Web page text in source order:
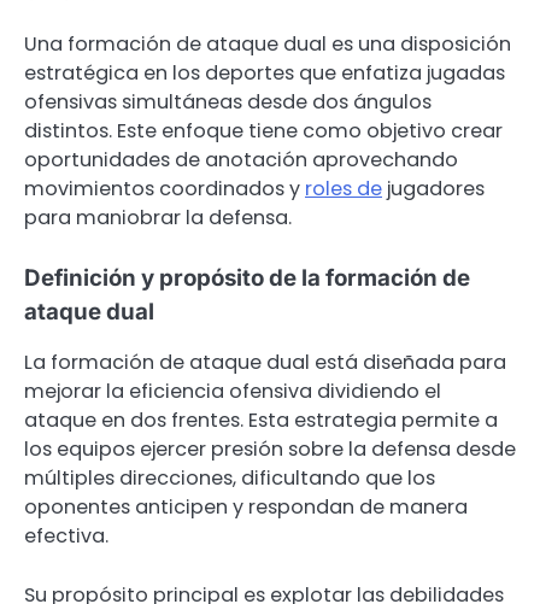
Una formación de ataque dual es una disposición
estratégica en los deportes que enfatiza jugadas
ofensivas simultáneas desde dos ángulos
distintos. Este enfoque tiene como objetivo crear
oportunidades de anotación aprovechando
movimientos coordinados y roles de jugadores
para maniobrar la defensa.
Definición y propósito de la formación de
ataque dual
La formación de ataque dual está diseñada para
mejorar la eficiencia ofensiva dividiendo el
ataque en dos frentes. Esta estrategia permite a
los equipos ejercer presión sobre la defensa desde
múltiples direcciones, dificultando que los
oponentes anticipen y respondan de manera
efectiva.
Su propósito principal es explotar las debilidades